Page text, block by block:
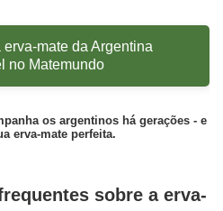
erva-mate da Argentina
no Matemundo
os argentinos há gerações - e
erva-mate perfeita.
sobre a erva-